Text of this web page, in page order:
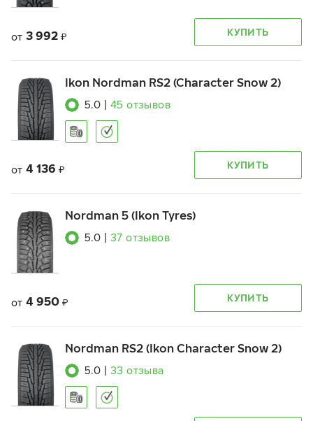
от 3 992 ₽ КУПИТЬ
Ikon Nordman RS2 (Character Snow 2)
5.0 45 отзывов
от 4 136 ₽ КУПИТЬ
Nordman 5 (Ikon Tyres)
5.0 37 отзывов
от 4 950 ₽ КУПИТЬ
Nordman RS2 (Ikon Character Snow 2)
5.0 33 отзыва